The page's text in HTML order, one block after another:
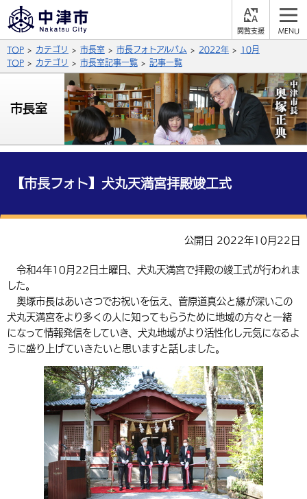
支
背景色
青 白
文字の大きさ
拡大 標準 縮小
言語を選択
英語（English） 中国語（簡体字）
中国語（繁体字） 韓国語（한국어）
組織案内
公式SNS
X (Twitter) YouTube
サイト内検索
総合メニュー
保険・年金
福祉・介護 健康・予防
税金
環境・衛生 生涯学習・スポーツ・人権
選挙 外国人の方向け情報
入札・契約 産業・雇用
農林水産業 税金
都市整備
子育て・教育
施設情報 子どもを預ける
手当・助成
相談・支援・情報 計画・施策
観光・移住
観光なび スポットを探す
遊ぶ・体験する グルメ・食べる
買う・おみやげ 四季のイベント・祭り
移住・定住
市政情報
中津市について 市役所の紹介
地方創生・地域活性化 広報・広聴
行政・計画
TOP カテゴリ 市長室 市長フォトアルバム 2022年
10月
TOP
カテゴリ 市長室記事一覧 記事一覧
市長室
【市長フォト】犬丸天満宮拝殿竣工式
公開日 2022年10月22日
令和4年10月22日土曜日、犬丸天満宮で拝殿の竣工式が行われま
した。
奥塚市長はあいさつでお祝いを伝え、菅原道真公と縁が深いこの
犬丸天満宮をより多くの人に知ってもらうために地域の方々と一緒
になって情報発信をしていき、犬丸地域がより活性化し元気になるよ
うに盛り上げていきたいと思いますと話しました。